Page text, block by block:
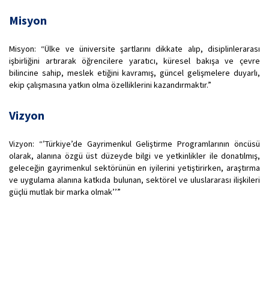
Misyon
Misyon: “Ülke ve üniversite şartlarını dikkate alıp, disiplinlerarası
işbirliğini artırarak öğrencilere yaratıcı, küresel bakışa ve çevre
bilincine sahip, meslek etiğini kavramış, güncel gelişmelere duyarlı,
ekip çalışmasına yatkın olma özelliklerini kazandırmaktır.”
Vizyon
Vizyon: “’Türkiye’de Gayrimenkul Geliştirme Programlarının öncüsü
olarak, alanına özgü üst düzeyde bilgi ve yetkinlikler ile donatılmış,
geleceğin gayrimenkul sektörünün en iyilerini yetiştirirken, araştırma
ve uygulama alanına katkıda bulunan, sektörel ve uluslararası ilişkileri
güçlü mutlak bir marka olmak’’”